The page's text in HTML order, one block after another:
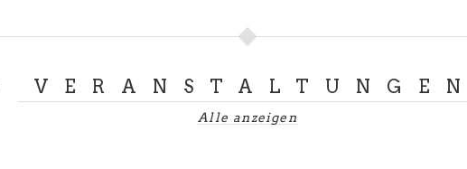
VERANSTALTUNGEN
Alle anzeigen